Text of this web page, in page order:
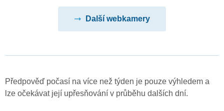
Další webkamery
Předpověď počasí na více než týden je pouze výhledem a
lze očekávat její upřesňování v průběhu dalších dní.